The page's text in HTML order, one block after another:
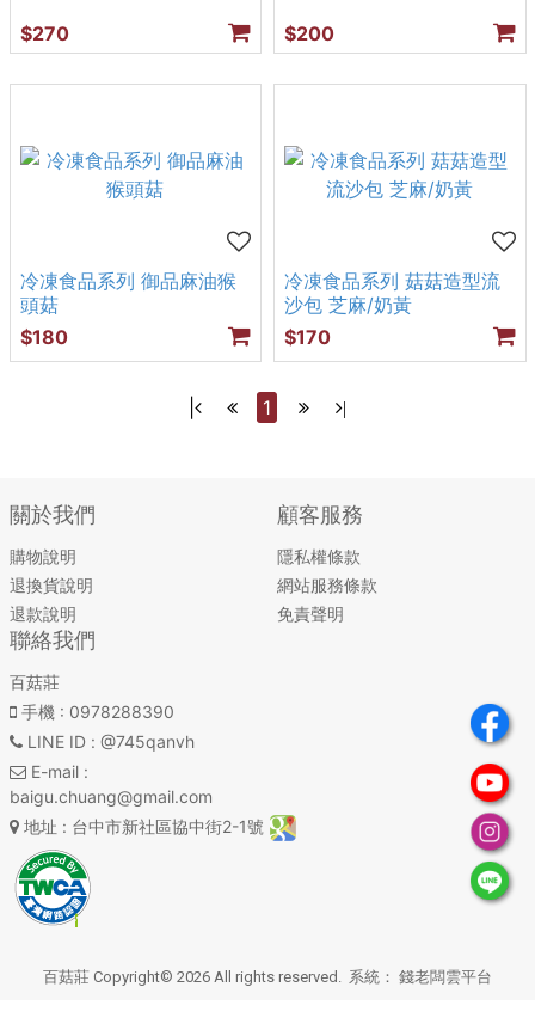
$270 $200
冷凍食品系列 御品麻油猴
頭菇
$180
冷凍食品系列 菇菇造型流
沙包 芝麻/奶黃
$170
1 |
關於我們
購物說明
退換貨說明
退款說明
顧客服務
隱私權條款
網站服務條款
免責聲明
聯絡我們
百菇莊
手機 : 0978288390
LINE ID : @745qanvh
E-mail:
baigu.chuang@gmail.com
地址 : 台中市新社區協中街2-1號
百菇莊 Copyright© 2026 All rights reserved. 系統： 錢老闆雲平台